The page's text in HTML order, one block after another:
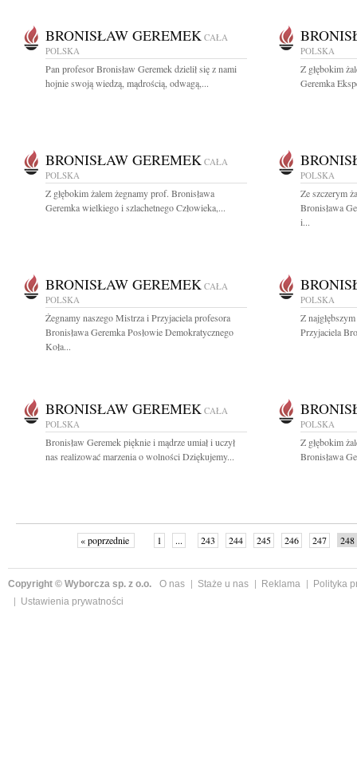
BRONISŁAW GEREMEK CAŁA
POLSKA
Pan profesor Bronisław Geremek dzielił się z nami
hojnie swoją wiedzą, mądrością, odwagą,...
POLSKA
Z głębokim
Geremka
BRONISŁAW GEREMEK CAŁA
POLSKA
Z głębokim żalem żegnamy prof. Bronisława
Geremka wielkiego i szlachetnego Człowieka,...
POLSKA
Ze szczerym
Bronisława
i...
BRONISŁAW GEREMEK CAŁA
POLSKA
Żegnamy naszego Mistrza i Przyjaciela profesora
Bronisława Geremka Posłowie Demokratycznego
Koła...
POLSKA
Z
Przyjaciela
BRONISŁAW GEREMEK CAŁA
POLSKA
Bronisław Geremek pięknie i mądrze umiał i uczył
nas realizować marzenia o wolności Dziękujemy...
POLSKA
Z głębokim
Bronisława
« poprzednie 1 ... 243 244 245 246 247 248
Copyright © Wyborcza sp. z o.o. O nas Staże u nas Reklama
Polityka
Ustawienia prywatności